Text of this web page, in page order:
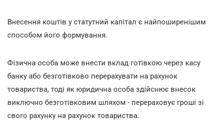
Внесення коштів у статутний капітал є найпоширенішим
способом його формування.
Фізична особа може внести вклад готівкою через касу
банку або безготівково перерахувати на рахунок
товариства, тоді як юридична особа здійснює внесок
виключно безготівковим шляхом - перераховує гроші зі
свого рахунку на рахунок товариства.